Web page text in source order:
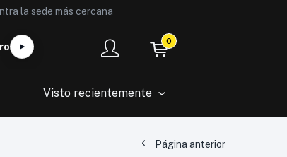
la sede más cercana
0
Visto recientemente
Página anterior